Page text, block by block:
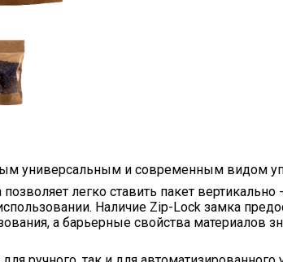
универсальным и современным видом
легко ставить пакет
Наличие Zip-Lock замка
а барьерные свойства материалов